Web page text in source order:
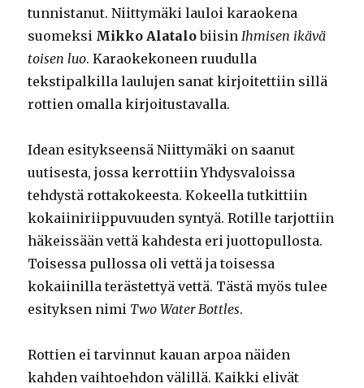
tunnistanut. Niittymäki lauloi karaokena
suomeksi Mikko AlatalobiisinIhmisen ikävä
toisen luo. Karaokekoneen ruudulla
tekstipalkilla laulujen sanat kirjoitettiin sillä
rottien omalla kirjoitustavalla.
Idean esitykseensä Niittymäki on saanut
uutisesta, jossa kerrottiin Yhdysvaloissa
tehdystä rottakokeesta. Kokeella tutkittiin
kokaiiniriippuvuuden syntyä. Rotille tarjottiin
häkeissään vettä kahdesta eri juottopullosta.
Toisessa pullossa oli vettä ja toisessa
kokaiinilla terästettyä vettä. Tästä myös tulee
esityksen nimi Two Water Bottles.
Rottien ei tarvinnut kauan arpoa näiden
kahden vaihtoehdon välillä. Kaikki elivät